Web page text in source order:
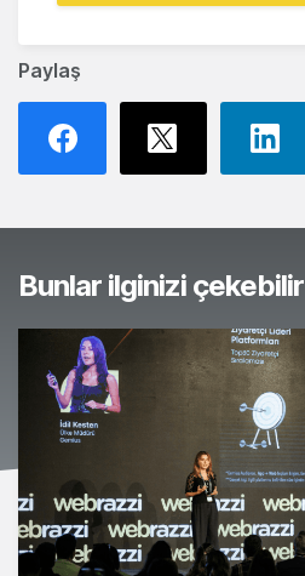
Paylaş
Bunlar ilginizi çekebilir